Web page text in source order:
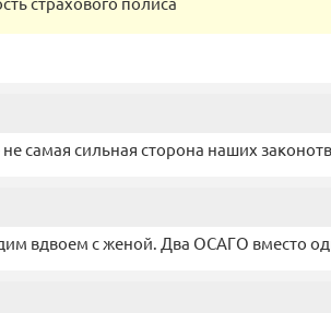
самая сильная сторона наших
вдвоем с женой. Два ОСАГО вместо